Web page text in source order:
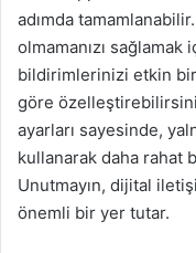
adımda
olmamanızı
bildirimlerinizi etkin
göre
ayarları sayesinde,
kullanarak daha rahat
Unutmayın, dijital
önemli bir yer tutar.